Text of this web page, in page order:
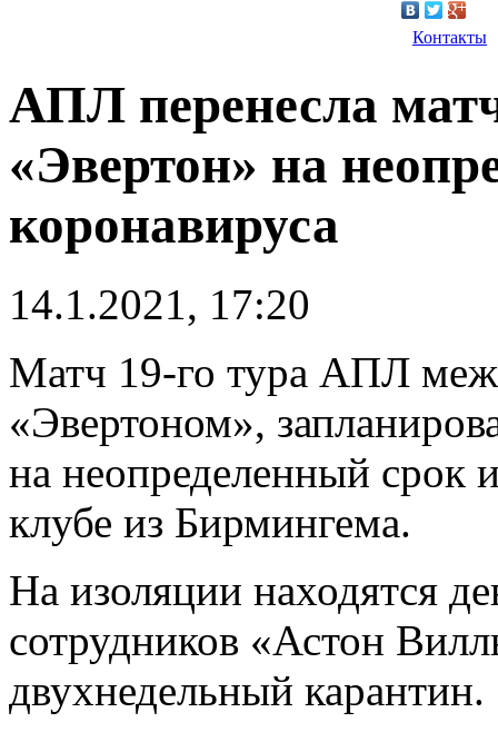
Контакты
АПЛ перенесла
«Эвертон» на
коронавируса
14.1.2021, 17:20
Матч 19-го тура АПЛ
«Эвертоном»,
на неопределенный срок
клубе из Бирмингема.
На изоляции находятся
сотрудников «Астон
двухнедельный карантин.